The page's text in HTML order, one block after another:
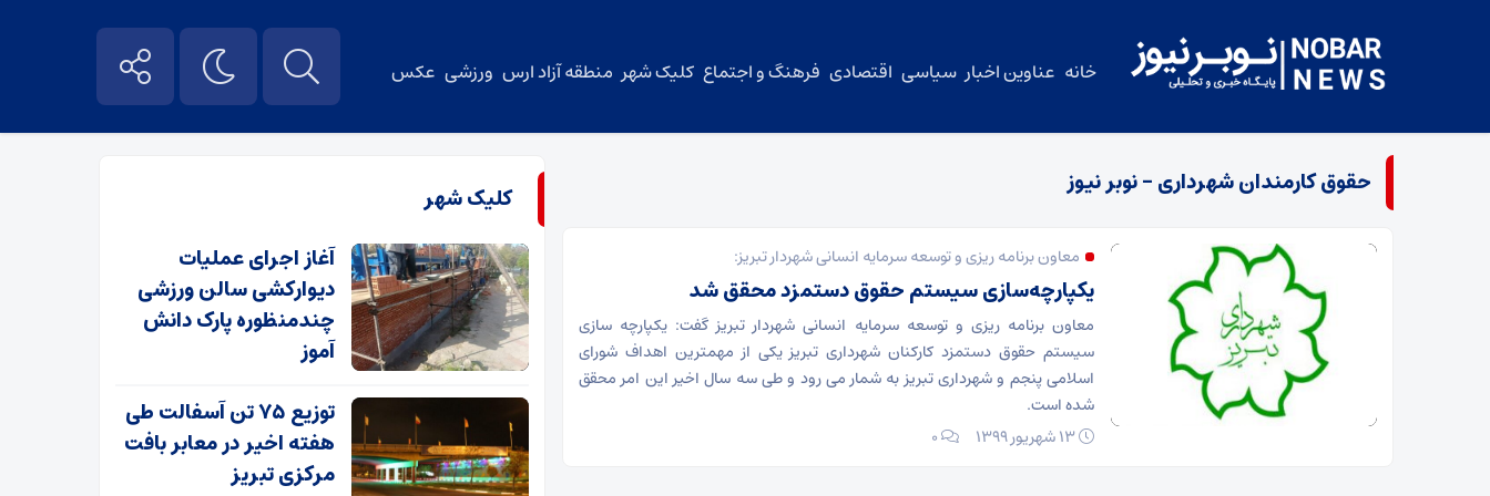
خانه عناوین اخبار سیاسی اقتصادی فرهنگ و اجتماع کلیک شهر منطقه آزاد ارس ورزشی عکس
حقوق کارمندان شهرداری – نوبر نیوز
معاون برنامه ریزی و توسعه سرمایه انسانی شهردار تبریز:
یکپارچه‌سازی سیستم حقوق دستمزد محقق شد
معاون برنامه ریزی و توسعه سرمایه انسانی شهردار تبریز گفت: یکپارچه سازی
سیستم حقوق دستمزد کارکنان شهرداری تبریز یکی از مهمترین اهداف شورای
اسلامی پنجم و شهرداری تبریز به شمار می رود و طی سه سال اخیر این امر محقق
شده است.
۰
کلیک شهر
آغاز اجرای عملیات
دیوارکشی سالن ورزشی
چندمنظوره پارک دانش
آموز
توزیع ۷۵ تن آسفالت طی
هفته اخیر در معابر بافت
مرکزی تبریز